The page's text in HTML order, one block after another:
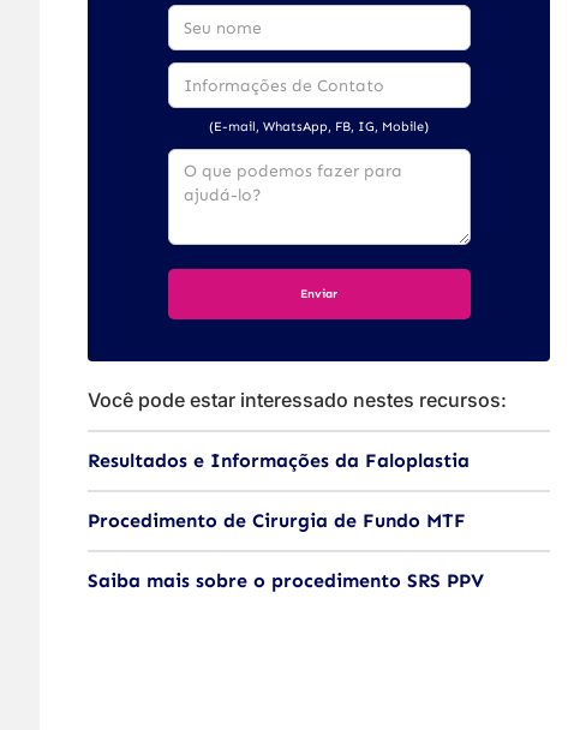
(E-mail, WhatsApp, FB, IG, Mobile)
Você pode estar interessado nestes recursos:
Resultados e Informações da Faloplastia
Procedimento de Cirurgia de Fundo MTF
Saiba mais sobre o procedimento SRS PPV